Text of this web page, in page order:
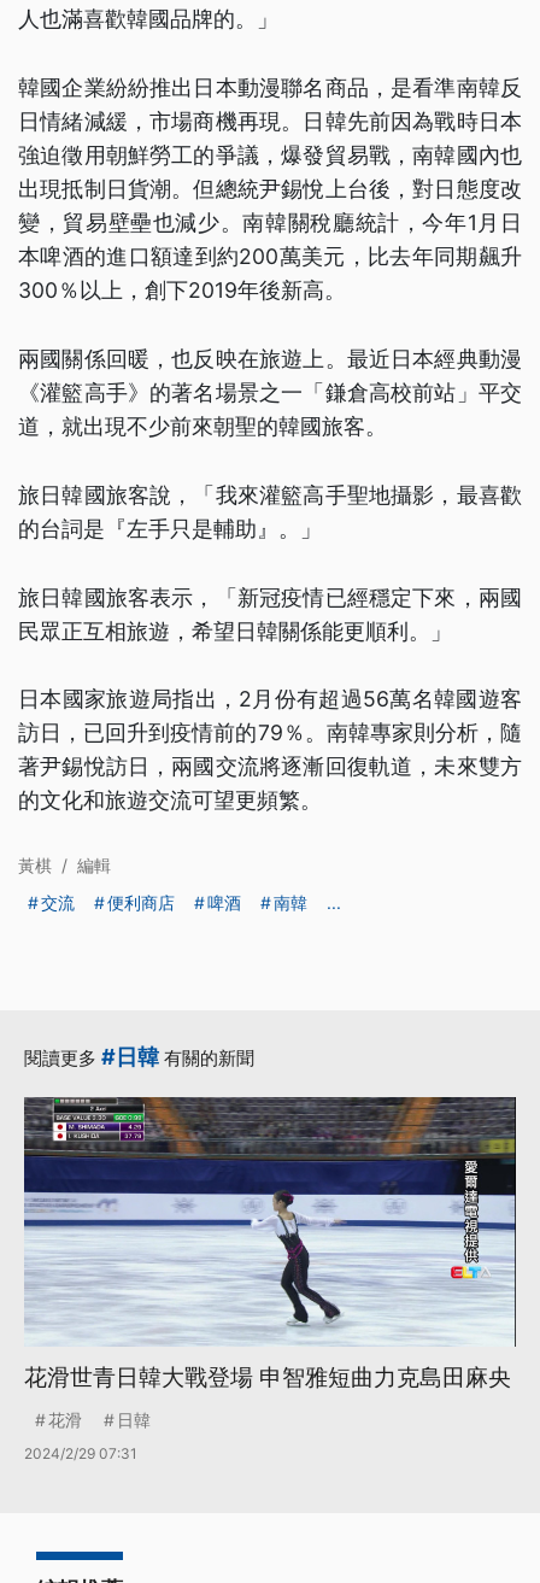
人也滿喜歡韓國品牌的。」
韓國企業紛紛推出日本動漫聯名商品，是看準南韓反
日情緒減緩，市場商機再現。日韓先前因為戰時日本
強迫徵用朝鮮勞工的爭議，爆發貿易戰，南韓國內也
出現抵制日貨潮。但總統尹錫悅上台後，對日態度改
變，貿易壁壘也減少。南韓關稅廳統計，今年1月日
本啤酒的進口額達到約200萬美元，比去年同期飆升
300％以上，創下2019年後新高。
兩國關係回暖，也反映在旅遊上。最近日本經典動漫
《灌籃高手》的著名場景之一「鎌倉高校前站」平交
道，就出現不少前來朝聖的韓國旅客。
旅日韓國旅客說，「我來灌籃高手聖地攝影，最喜歡
的台詞是『左手只是輔助』。」
旅日韓國旅客表示，「新冠疫情已經穩定下來，兩國
民眾正互相旅遊，希望日韓關係能更順利。」
日本國家旅遊局指出，2月份有超過56萬名韓國遊客
訪日，已回升到疫情前的79％。南韓專家則分析，隨
著尹錫悅訪日，兩國交流將逐漸回復軌道，未來雙方
的文化和旅遊交流可望更頻繁。
黃棋 / 編輯
交流
便利商店 啤酒 南韓 ...
閱讀更多 #日韓 有關的新聞
花滑世青日韓大戰登場 申智雅短曲力克島田麻央
花滑 日韓
2024/2/29 07:31